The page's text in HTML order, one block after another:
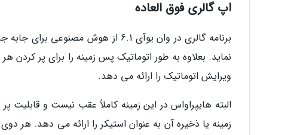
اپ گالری فوق العاده
برنامه گالری در وان یوآی 6.1 از
نماید. بعلاوه به طور اتوماتیک پس زمینه را برای پر کردن
ویرایش اتوماتیک را ارائه می دهد.
البته هایپراواس در این زمینه کاملاً عقب نیست و